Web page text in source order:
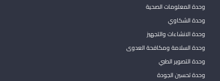
وحدة المعلومات الصحية
وحدة الشكاوي
وحدة الانشاءات والتجهيز
وحدة السلامة ومكافحة العدوى
وحدة التصوير الطبي
وحدة تحسين الجودة